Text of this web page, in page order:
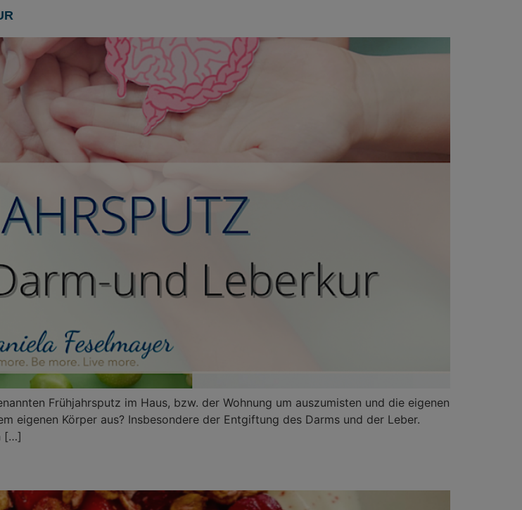
Frühjahrsputz im Haus, bzw. der Wohnung um auszumisten und die eigenen
eigenen Körper aus? Insbesondere der Entgiftung des Darms und der Leber.
[…]